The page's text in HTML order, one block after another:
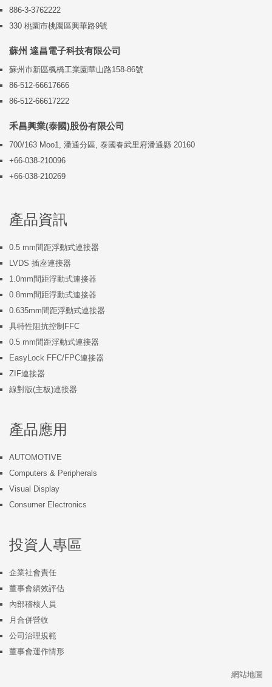
886-3-3762222
330 桃園市桃園區興華路9號
蘇州 達昌電子科技有限公司
蘇州市新區楓橋工業園華山路158-86號
86-512-66617666
86-512-66617222
禾昌興業(泰國)股份有限公司
700/163 Moo1, 潘通分區, 泰國春武里府潘通縣 20160
+66-038-210096
+66-038-210269
產品資訊
0.5 mm間距浮動式連接器
LVDS 插座連接器
1.0mm間距浮動式連接器
0.8mm間距浮動式連接器
0.635mm間距浮動式連接器
具特性阻抗控制FFC
0.5 mm間距浮動式連接器
EasyLock FFC/FPC連接器
ZIF連接器
線對版(主板)連接器
產品應用
AUTOMOTIVE
Computers & Peripherals
Visual Display
Consumer Electronics
投資人專區
企業社會責任
董事會績效評估
內部稽核人員
月合併營收
公司治理規範
董事會運作情形
網站地圖